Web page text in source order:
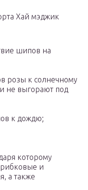
Хай мэджик
шипов на
розы к солнечному
не выгорают под
к дождю;
которому
и
а также